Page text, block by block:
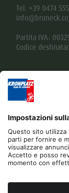
Tel. +39 0474
Partita IVA:
Codice